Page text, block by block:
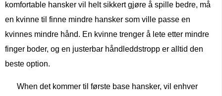
komfortable hansker vil helt sikkert gjøre å spille bedre, må
en kvinne til finne mindre hansker som ville passe en
kvinnes mindre hånd. En kvinne trenger å lete etter mindre
finger boder, og en justerbar håndleddstropp er alltid den
beste option.
When det kommer til første base hansker, vil enhver